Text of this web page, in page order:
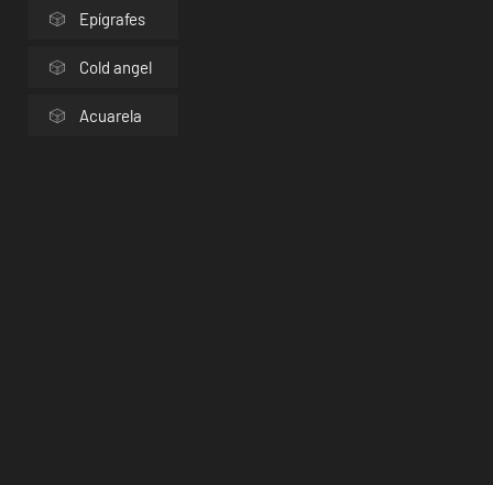
Epígrafes
Cold angel
Acuarela